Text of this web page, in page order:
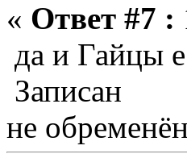
« Ответ #7 :
да и Гайцы
Записан
не